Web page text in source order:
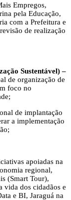
Empregos,
pela Educação,
com a Prefeitura e
de realização
Sustentável) –
de organização de
foco no
de implantação
a implementação
apoiadas na
regional,
(Smart Tour),
vida dos cidadãos e
e BI, Jaraguá na